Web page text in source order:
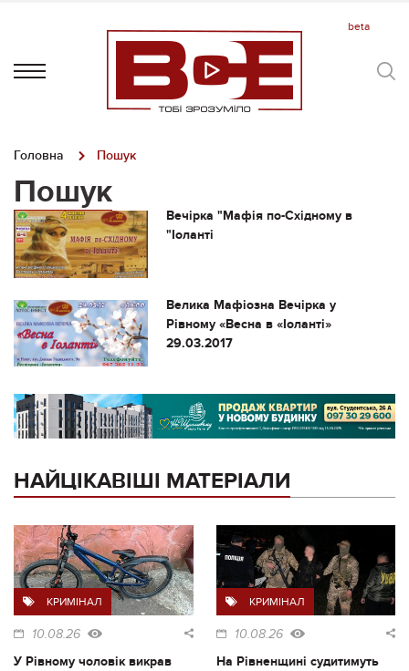
Головна Пошук
Пошук
Вечірка "Мафія по-Східному в
"Іоланті
Велика Мафіозна Вечірка у
Рівному «Весна в «Іоланті»
29.03.2017
НАЙЦІКАВІШІ МАТЕРІАЛИ
КРИМІНАЛ
10.08.26
У Рівному чоловік викрав
КРИМІНАЛ
10.08.26
На Рівненщині судитимуть